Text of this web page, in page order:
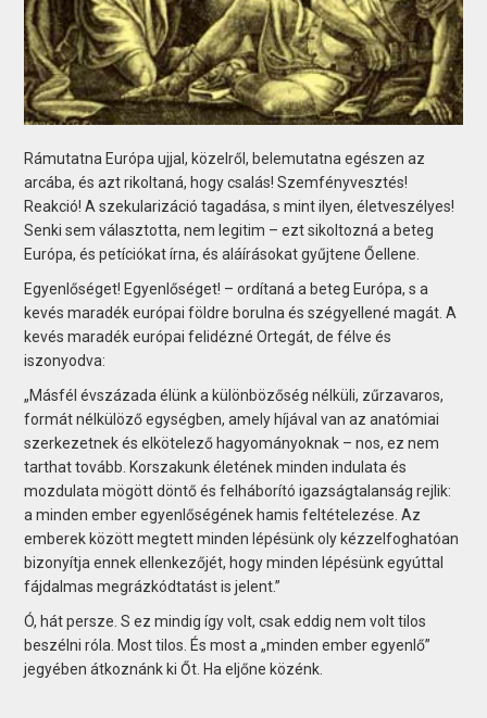
Rámutatna Európa ujjal, közelről, belemutatna egészen az
arcába, és azt rikoltaná, hogy csalás! Szemfényvesztés!
Reakció! A szekularizáció tagadása, s mint ilyen, életveszélyes!
Senki sem választotta, nem legitim – ezt sikoltozná a beteg
Európa, és petíciókat írna, és aláírásokat gyűjtene Őellene.
Egyenlőséget! Egyenlőséget! – ordítaná a beteg Európa, s a
kevés maradék európai földre borulna és szégyellené magát. A
kevés maradék európai felidézné Ortegát, de félve és
iszonyodva:
„Másfél évszázada élünk a különbözőség nélküli, zűrzavaros,
formát nélkülöző egységben, amely híjával van az anatómiai
szerkezetnek és elkötelező hagyományoknak – nos, ez nem
tarthat tovább. Korszakunk életének minden indulata és
mozdulata mögött döntő és felháborító igazságtalanság rejlik:
a minden ember egyenlőségének hamis feltételezése. Az
emberek között megtett minden lépésünk oly kézzelfoghatóan
bizonyítja ennek ellenkezőjét, hogy minden lépésünk egyúttal
fájdalmas megrázkódtatást is jelent.”
Ó, hát persze. S ez mindig így volt, csak eddig nem volt tilos
beszélni róla. Most tilos. És most a „minden ember egyenlő”
jegyében átkoznánk ki Őt. Ha eljőne közénk.